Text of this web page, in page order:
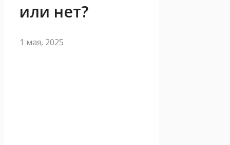
или нет?
1 мая, 2025